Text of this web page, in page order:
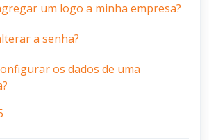
um logo a minha empresa?
a senha?
os dados de uma